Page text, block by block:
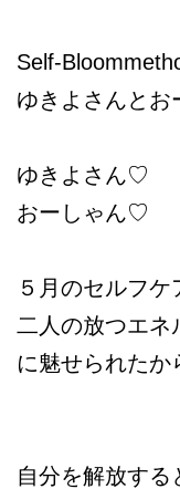
Self-
ゆきよさんとお
ゆきよさん♡
おーしゃん♡
５月のセルフ
二人の放つエネ
に魅せられたか
自分を解放する